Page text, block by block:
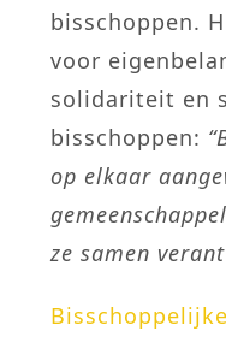
bisschoppen.
voor
solidariteit en
bisschoppen:
op elkaar
ze samen